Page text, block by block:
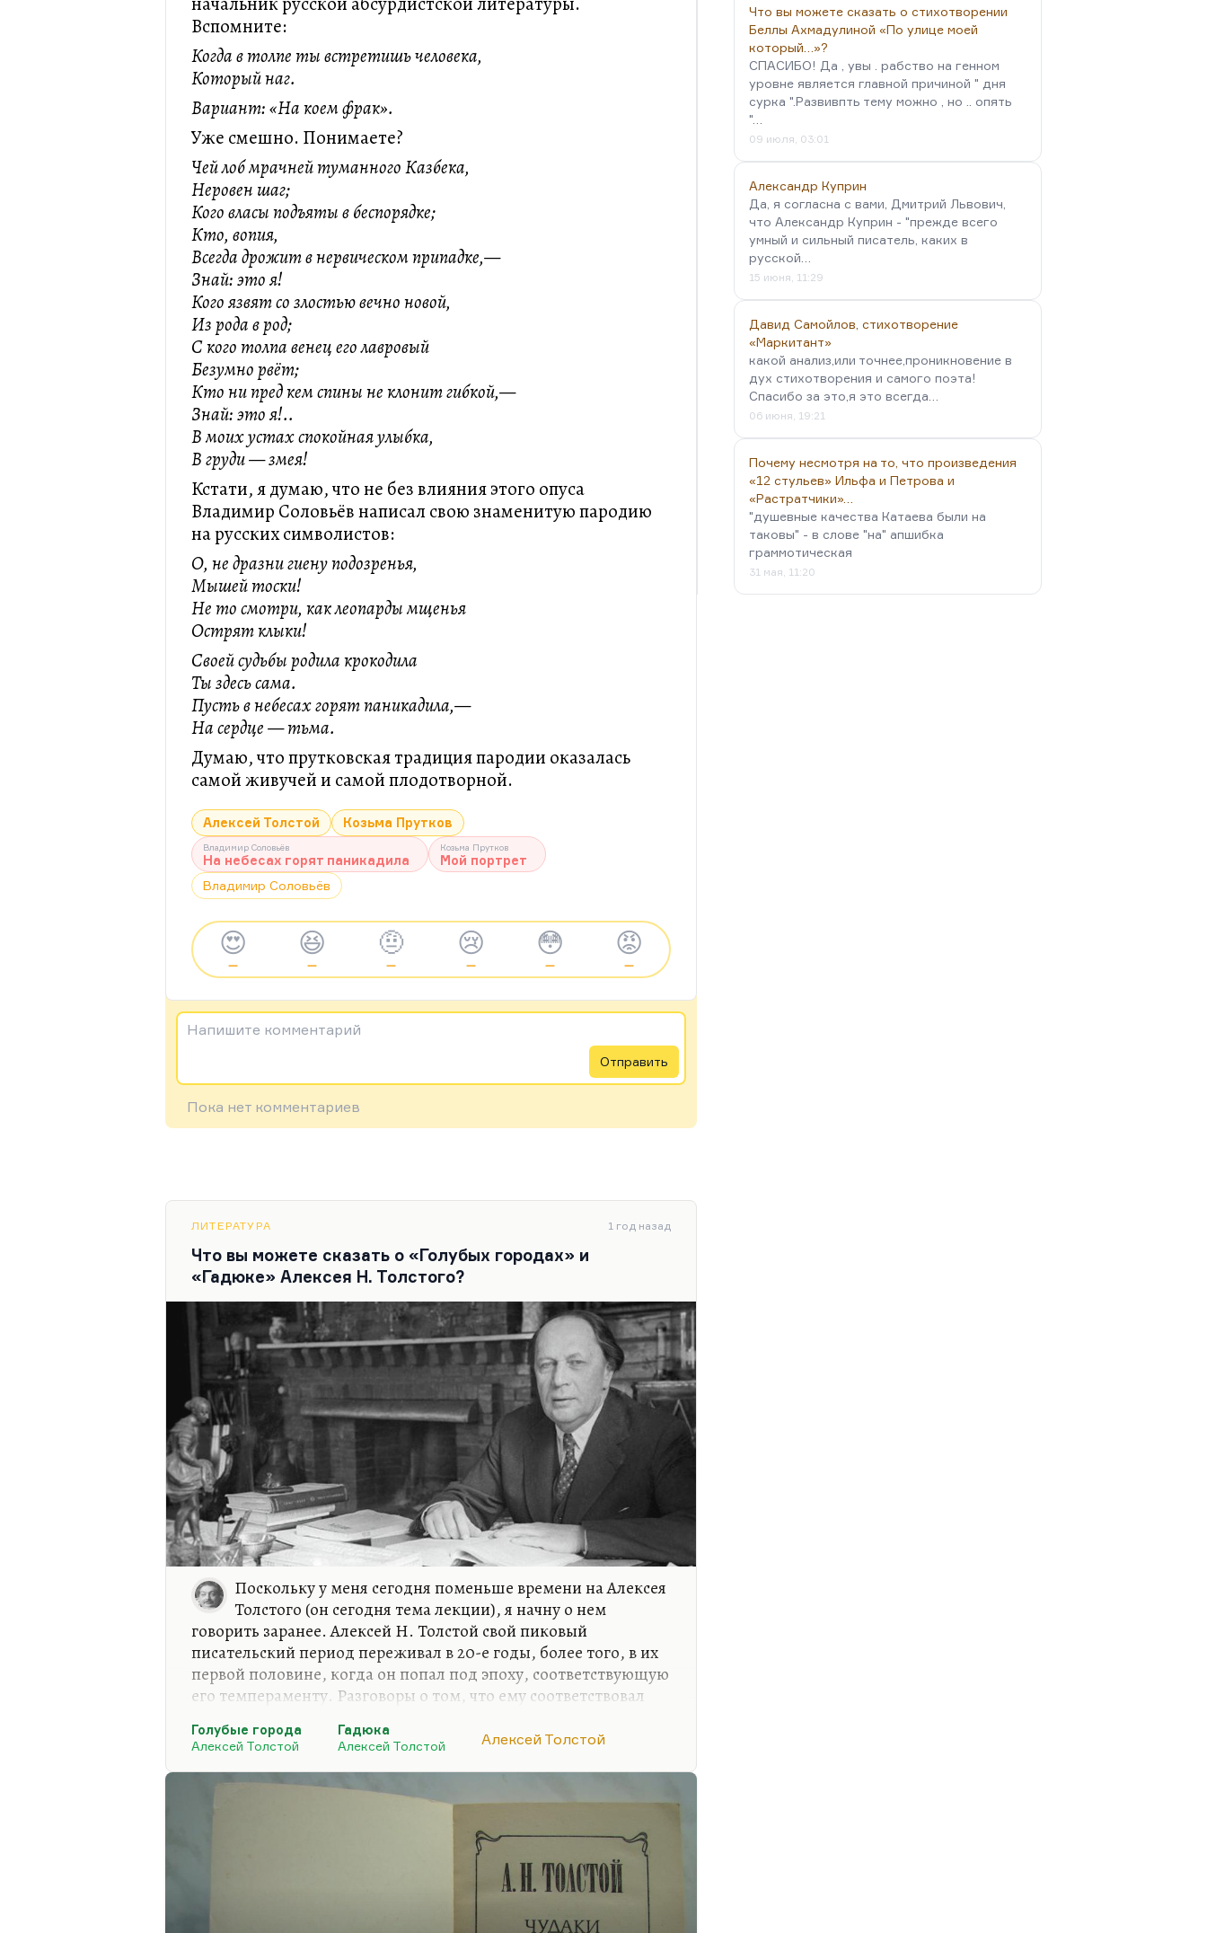
Вспомните:
Когда в толпе ты встретишь человека,
‎Который наг.
Вариант: «На коем фрак».
Уже смешно. Понимаете?
Чей лоб мрачней туманного Казбека,
‎Неровен шаг;
Кого власы подъяты в беспорядке;
‎Кто, вопия,
Всегда дрожит в нервическом припадке,—
‎Знай: это я!
Кого язвят со злостью вечно новой,
‎Из рода в род;
С кого толпа венец его лавровый
‎Безумно рвёт;
Кто ни пред кем спины не клонит гибкой,—
‎Знай: это я!..
В моих устах спокойная улыбка,
‎В груди — змея!
Кстати, я думаю, что не без влияния этого опуса
Владимир Соловьёв написал свою знаменитую пародию
на русских символистов:
О, не дразни гиену подозренья,
Мышей тоски!
Не то смотри, как леопарды мщенья
Острят клыки!
Своей судьбы родила крокодила
Ты здесь сама.
Пусть в небесах горят паникадила,—
На сердце — тьма.
Думаю, что прутковская традиция пародии оказалась
самой живучей и самой плодотворной.
Алексей Толстой Козьма Прутков
Владимир Соловьёв
На небесах горят паникадила
Козьма Прутков
Мой портрет
Владимир Соловьёв
😍
—
😆
—
🤨
—
😢
—
😳
—
😡
—
Напишите комментарий
Отправить
Пока нет комментариев
ЛИТЕРАТУРА 1 год назад
Что вы можете сказать о «Голубых городах» и
«Гадюке» Алексея Н. Толстого?
Поскольку у меня сегодня поменьше времени на Алексея
Толстого (он сегодня тема лекции), я начну о нем
говорить заранее. Алексей Н. Толстой свой пиковый
писательский период переживал в 20-е годы, более того, в их
первой половине, когда он попал под эпоху, соответствующую
его темпераменту. Разговоры о том, что ему соответствовал
отстаивал норму среди перверсий Серебряного века, – он,
Чувство, что он возрождал традиционный реализм среди
«Подземной клюквы» (как называлась у него «Бродячая собака»
в «Егоре Обозове»)… Понимаете, Егор Обозов не зря был
влюблен в роковую женщину Серебряного века,…
Голубые города
Алексей Толстой
Гадюка
Алексей Толстой
Алексей Толстой
Что вы можете сказать о стихотворении
Беллы Ахмадулиной «По улице моей
который…»?
СПАСИБО! Да , увы . рабство на генном
уровне является главной причиной " дня
сурка ".Развивпть тему можно , но .. опять
"…
09 июля, 03:01
Александр Куприн
Да, я согласна с вами, Дмитрий Львович,
что Александр Куприн - "прежде всего
умный и сильный писатель, каких в
русской…
15 июня, 11:29
Давид Самойлов, стихотворение
«Маркитант»
какой анализ,или точнее,проникновение в
дух стихотворения и самого поэта!
Спасибо за это,я это всегда…
06 июня, 19:21
Почему несмотря на то, что произведения
«12 стульев» Ильфа и Петрова и
«Растратчики»…
"душевные качества Катаева были на
таковы" - в слове "на" апшибка
граммотическая
31 мая, 11:20